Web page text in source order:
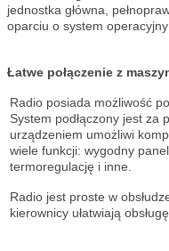
jednostka główna,
oparciu o system
Łatwe połączenie z
Radio posiada możliwość
System podłączony jest za
urządzeniem umożliwi
wiele funkcji: wygodny
termoregulację i inne.
Radio jest proste w
kierownicy ułatwiają